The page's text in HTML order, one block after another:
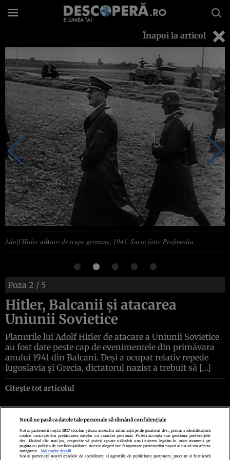
Înapoi la articol
Adolf Hitler alături de trupe germane, 1941. Sursa foto: Profimedia
Poza 2 / 5
Hitler, Balcanii și atacarea
Uniunii Sovietice
Planurile lui Adolf Hitler de atacare a Uniunii Sovietice
au fost date peste cap de evenimentele din primăvara
anului 1941 din Balcani. Deși a ocupat relativ repede
Iugoslavia și Grecia, dictatorul nazist a trebuit să […]
Citește tot articolul
Politica de confidenţialitate Politica de cookiesTermeni şi condiţii
Echipa redacționalăContactSetări Cookies
Nouă ne pasă ca datele tale personale să rămână confidențiale
Noi și partenerii noștri1017 stocăm și/sau accesăm informații pe dispozitivul dvs., precum identificatorii
cookie unici pentru prelucrarea datelor cu caracter personal. Puteți accepta sau gestiona preferințele
dvs. făcând clic mai jos, respectiv vă puteți opune utilizării unui interes legitim în orice moment pe
pagina cu politica de confidențialitate. Aceste alegeri vor fi raportate partenerilor noștri și nu vă vor afecta
navigarea.
Mai multe detalii
Noi si partenerii nostri (retelele de socializare si agentiile de publicitate partenere, precum si furnizorii